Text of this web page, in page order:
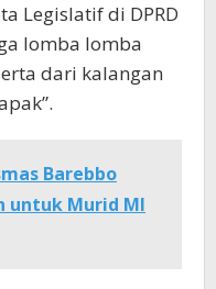
Legislatif di DPRD
lomba lomba
dari kalangan
Barebbo
untuk Murid MI